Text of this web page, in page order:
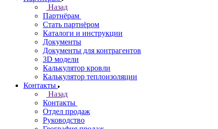
Назад
Партнёрам
Стать партнёром
Каталоги и инструкции
Документы
Документы для контрагентов
3D модели
Калькулятор кровли
Калькулятор теплоизоляции
Контакты
Назад
Контакты
Отдел продаж
Руководство